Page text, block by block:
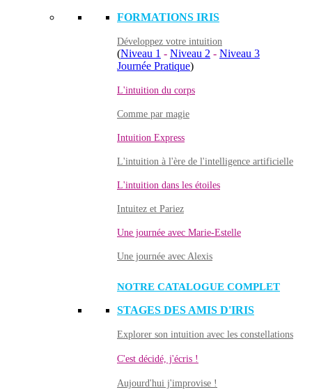
FORMATIONS IRIS
Développez votre intuition
(Niveau 1 - Niveau 2 - Niveau 3
Journée Pratique)
L'intuition du corps
Comme par magie
Intuition Express
L'intuition à l'ère de l'intelligence artificielle
L'intuition dans les étoiles
Intuitez et Pariez
Une journée avec Marie-Estelle
Une journée avec Alexis
NOTRE CATALOGUE COMPLET
STAGES DES AMIS D'IRIS
Explorer son intuition avec les constellations
C'est décidé, j'écris !
Aujourd'hui j'improvise !